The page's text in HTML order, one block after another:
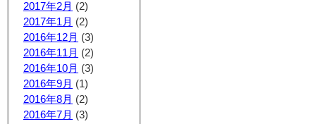
2017年2月 (2)
2017年1月 (2)
2016年12月 (3)
2016年11月 (2)
2016年10月 (3)
2016年9月 (1)
2016年8月 (2)
2016年7月 (3)